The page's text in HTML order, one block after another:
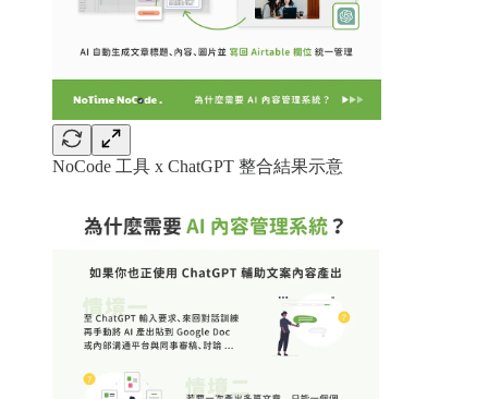
NoCode 工具 x ChatGPT 整合結果示意